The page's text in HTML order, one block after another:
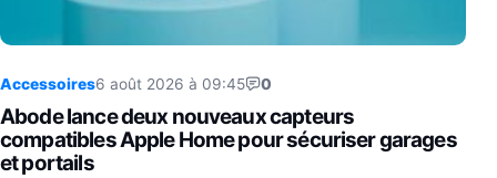
Accessoires6 août 2026 à 09:45 0
Abode lance deux nouveaux capteurs
compatibles Apple Home pour sécuriser garages
et portails